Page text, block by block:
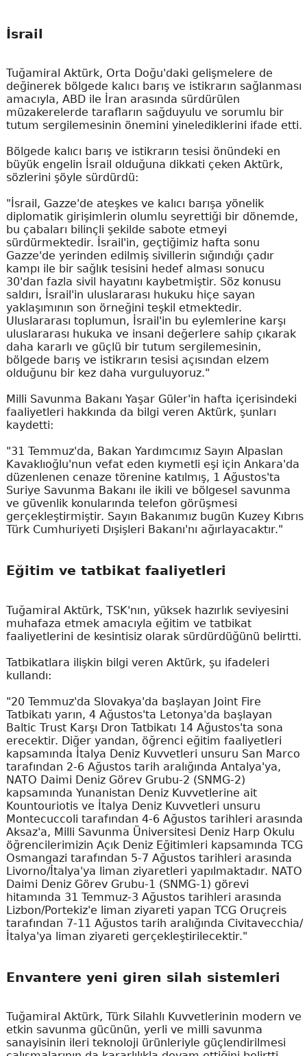
İsrail
Tuğamiral Aktürk, Orta Doğu'daki gelişmelere de
değinerek bölgede kalıcı barış ve istikrarın sağlanması
amacıyla, ABD ile İran arasında sürdürülen
müzakerelerde tarafların sağduyulu ve sorumlu bir
tutum sergilemesinin önemini yinelediklerini ifade etti.
Bölgede kalıcı barış ve istikrarın tesisi önündeki en
büyük engelin İsrail olduğuna dikkati çeken Aktürk,
sözlerini şöyle sürdürdü:
"İsrail, Gazze'de ateşkes ve kalıcı barışa yönelik
diplomatik girişimlerin olumlu seyrettiği bir dönemde,
bu çabaları bilinçli şekilde sabote etmeyi
sürdürmektedir. İsrail'in, geçtiğimiz hafta sonu
Gazze'de yerinden edilmiş sivillerin sığındığı çadır
kampı ile bir sağlık tesisini hedef alması sonucu
30'dan fazla sivil hayatını kaybetmiştir. Söz konusu
saldırı, İsrail'in uluslararası hukuku hiçe sayan
yaklaşımının son örneğini teşkil etmektedir.
Uluslararası toplumun, İsrail'in bu eylemlerine karşı
uluslararası hukuka ve insani değerlere sahip çıkarak
daha kararlı ve güçlü bir tutum sergilemesinin,
bölgede barış ve istikrarın tesisi açısından elzem
olduğunu bir kez daha vurguluyoruz."
Milli Savunma Bakanı Yaşar Güler'in hafta içerisindeki
faaliyetleri hakkında da bilgi veren Aktürk, şunları
kaydetti:
"31 Temmuz'da, Bakan Yardımcımız Sayın Alpaslan
Kavaklıoğlu'nun vefat eden kıymetli eşi için Ankara'da
düzenlenen cenaze törenine katılmış, 1 Ağustos'ta
Suriye Savunma Bakanı ile ikili ve bölgesel savunma
ve güvenlik konularında telefon görüşmesi
gerçekleştirmiştir. Sayın Bakanımız bugün Kuzey Kıbrıs
Türk Cumhuriyeti Dışişleri Bakanı'nı ağırlayacaktır."
Eğitim ve tatbikat faaliyetleri
Tuğamiral Aktürk, TSK'nın, yüksek hazırlık seviyesini
muhafaza etmek amacıyla eğitim ve tatbikat
faaliyetlerini de kesintisiz olarak sürdürdüğünü belirtti.
Tatbikatlara ilişkin bilgi veren Aktürk, şu ifadeleri
kullandı:
"20 Temmuz'da Slovakya'da başlayan Joint Fire
Tatbikatı yarın, 4 Ağustos'ta Letonya'da başlayan
Baltic Trust Karşı Dron Tatbikatı 14 Ağustos'ta sona
erecektir. Diğer yandan, öğrenci eğitim faaliyetleri
kapsamında İtalya Deniz Kuvvetleri unsuru San Marco
tarafından 2-6 Ağustos tarih aralığında Antalya'ya,
NATO Daimi Deniz Görev Grubu-2 (SNMG-2)
kapsamında Yunanistan Deniz Kuvvetlerine ait
Kountouriotis ve İtalya Deniz Kuvvetleri unsuru
Montecuccoli tarafından 4-6 Ağustos tarihleri arasında
Aksaz'a, Milli Savunma Üniversitesi Deniz Harp Okulu
öğrencilerimizin Açık Deniz Eğitimleri kapsamında TCG
Osmangazi tarafından 5-7 Ağustos tarihleri arasında
Livorno/İtalya'ya liman ziyaretleri yapılmaktadır. NATO
Daimi Deniz Görev Grubu-1 (SNMG-1) görevi
hitamında 31 Temmuz-3 Ağustos tarihleri arasında
Lizbon/Portekiz'e liman ziyareti yapan TCG Oruçreis
tarafından 7-11 Ağustos tarih aralığında Civitavecchia/
İtalya'ya liman ziyareti gerçekleştirilecektir."
Envantere yeni giren silah sistemleri
Tuğamiral Aktürk, Türk Silahlı Kuvvetlerinin modern ve
etkin savunma gücünün, yerli ve milli savunma
sanayisinin ileri teknoloji ürünleriyle güçlendirilmesi